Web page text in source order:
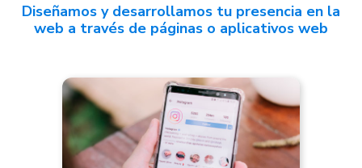
Diseñamos y desarrollamos tu presencia en la
web a través de páginas o aplicativos web